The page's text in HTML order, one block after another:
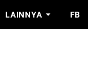
LAINNYA FB